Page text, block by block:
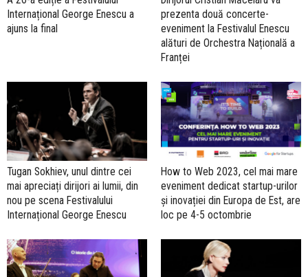
Internațional George Enescu a
ajuns la final
prezenta două concerte-
eveniment la Festivalul Enescu
alături de Orchestra Națională a
Franței
Tugan Sokhiev, unul dintre cei
mai apreciați dirijori ai lumii, din
nou pe scena Festivalului
Internațional George Enescu
How to Web 2023, cel mai mare
eveniment dedicat startup-urilor
și inovației din Europa de Est, are
loc pe 4-5 octombrie